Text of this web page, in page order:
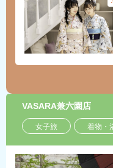
VASARA兼六園店
女子旅 着物・